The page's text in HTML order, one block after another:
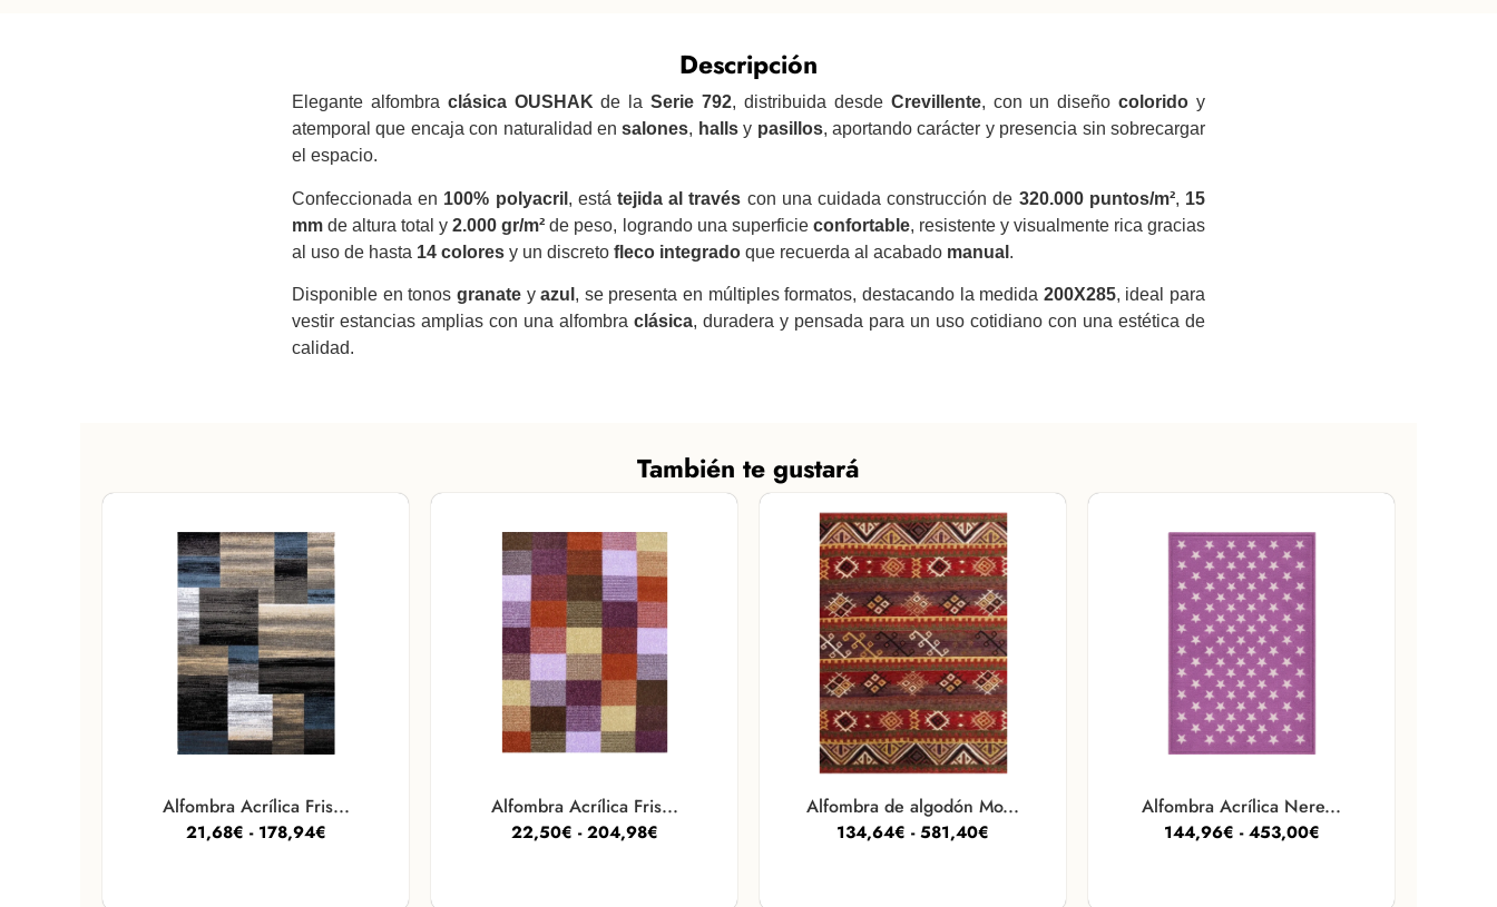
Descripción
Elegante alfombra clásica OUSHAK de laSerie 792, distribuida desde Crevillente, con un diseñocolorido y
atemporal que encaja con naturalidad ensalones, hallsy pasillos, aportando carácter y presencia sin sobrecargar
el espacio.
Confeccionada en 100% polyacril , estátejida al través con una cuidada construcción de 320.000 puntos/m², 15
mm de altura total y2.000 gr/m² de peso, logrando una superficie confortable, resistente y visualmente rica gracias
al uso de hasta 14 colores y un discreto fleco integrado que recuerda al acabado manual .
Disponible en tonos granateyazul , se presenta en múltiples formatos, destacando la medida 200X285, ideal para
vestir estancias amplias con una alfombra clásica, duradera y pensada para un uso cotidiano con una estética de
calidad.
También te gustará
Alfombra Acrílica Fris...
21,68€ - 178,94€
Alfombra Acrílica Fris...
22,50€ - 204,98€
Alfombra de algodón Mo...
134,64€ - 581,40€
Alfombra Acrílica Nere...
144,96€ - 453,00€